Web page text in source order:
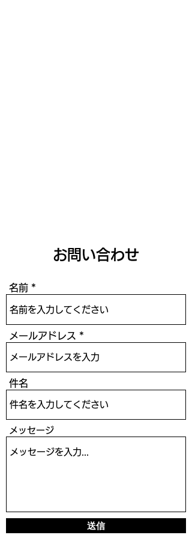
お問い合わせ
名前
メールアドレス
件名
メッセージ
送信